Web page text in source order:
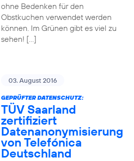
ohne Bedenken für den
Obstkuchen verwendet werden
können. Im Grünen gibt es viel zu
sehen! […]
03. August 2016
GEPRÜFTER DATENSCHUTZ:
TÜV Saarland
zertifiziert
Datenanonymisierung
von Telefónica
Deutschland